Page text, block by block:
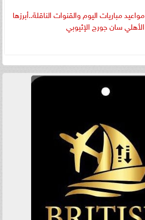
مواعيد مباريات اليوم والقنوات الناقلة..أبرزها
الأهلي سان جورج الإثيوبي